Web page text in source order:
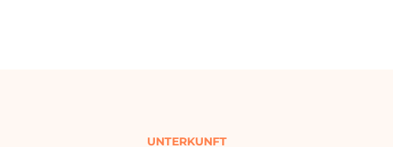
UNTERKUNFT